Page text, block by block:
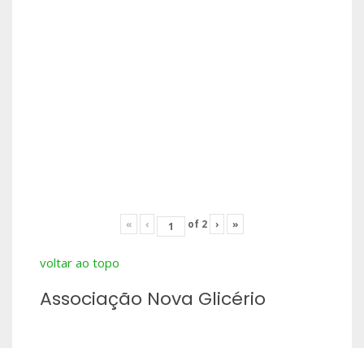
« ‹ of 2 › »
voltar ao topo
Associação Nova Glicério